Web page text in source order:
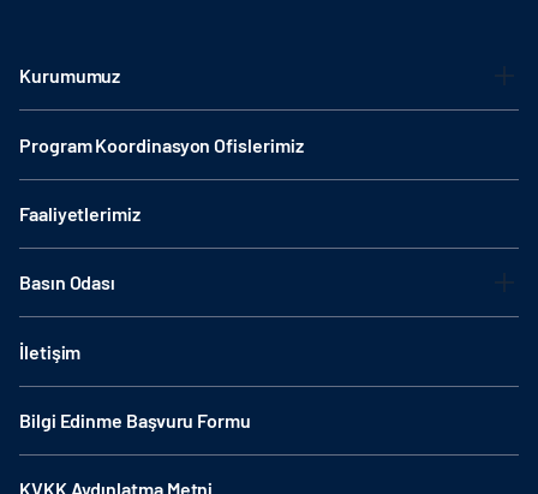
Kurumumuz
Program Koordinasyon Ofislerimiz
Faaliyetlerimiz
Basın Odası
İletişim
Bilgi Edinme Başvuru Formu
KVKK Aydınlatma Metni